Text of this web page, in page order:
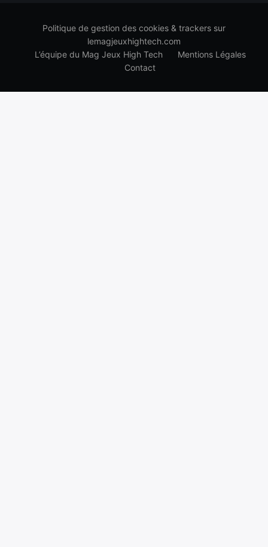
Politique de gestion des cookies & trackers sur
lemagjeuxhightech.com
L’équipe du Mag Jeux High Tech
Mentions Légales
Contact